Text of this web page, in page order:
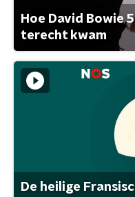
Hoe David Bowie
terecht kwam
De heilige